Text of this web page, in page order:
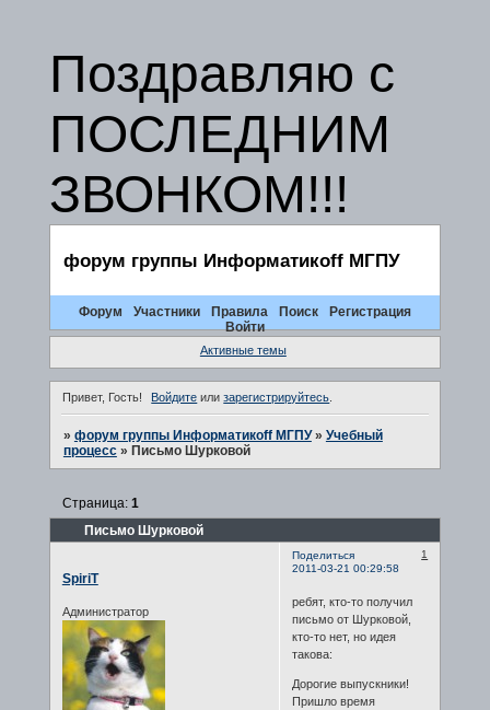
Поздравляю с
ПОСЛЕДНИМ
ЗВОНКОМ!!!
форум группы Информатикоff МГПУ
Форум Участники Правила Поиск
Регистрация
Войти
Активные темы
Привет, Гость! Войдите илизарегистрируйтесь.
» форум группы Информатикоff МГПУ » Учебный
процесс » Письмо Шурковой
Письмо Шурковой
Страница: 1
Поделиться
1
2011-03-21 00:29:58
SpiriT
Администратор
ребят, кто-то получил
письмо от Шурковой,
кто-то нет, но идея
такова:
Дорогие выпускники!
Пришло время